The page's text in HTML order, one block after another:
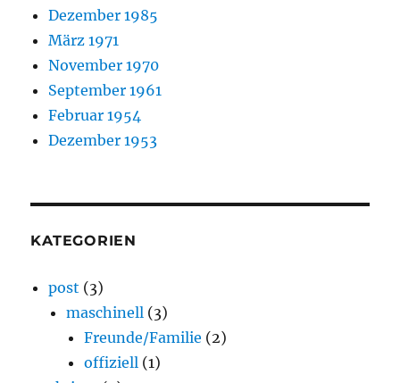
Dezember 1985
März 1971
November 1970
September 1961
Februar 1954
Dezember 1953
KATEGORIEN
post (3)
maschinell (3)
Freunde/Familie (2)
offiziell (1)